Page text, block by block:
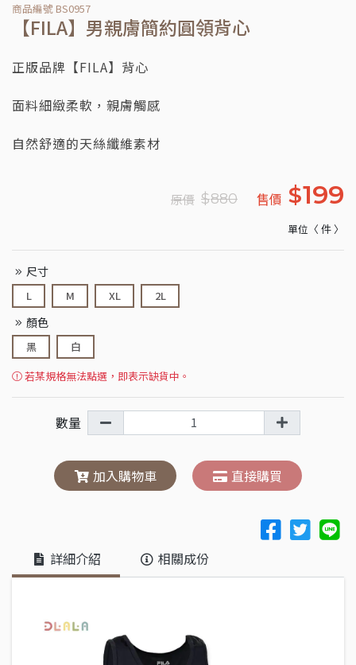
商品編號 BS0957
【FILA】男親膚簡約圓領背心
正版品牌【FILA】背心
面料細緻柔軟，親膚觸感
自然舒適的天絲纖維素材
原價 $880 售價 $199
單位〈 件 〉
尺寸
L M XL 2L
顏色
黑
白
若某規格無法點選，即表示缺貨中。
數量
加入購物車 直接購買
詳細介紹 相關成份